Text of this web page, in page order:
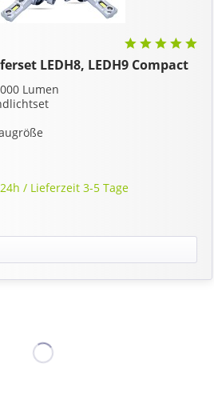
LEDH8, LEDH9 Compact
Lumen
/ Lieferzeit 3-5 Tage